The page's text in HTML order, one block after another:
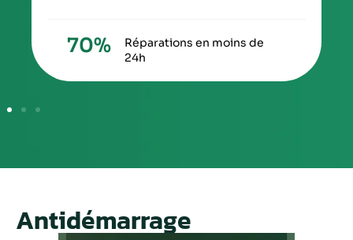
Réparations en moins de
24h
70%
Antidémarrage